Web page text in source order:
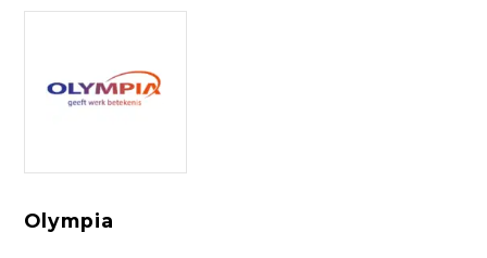
Olympia